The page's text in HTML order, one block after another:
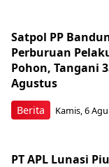
Berita
Satpol PP
Perburuan
Pohon, Tangani
Agustus
Kamis, 6
PT APL Lunasi